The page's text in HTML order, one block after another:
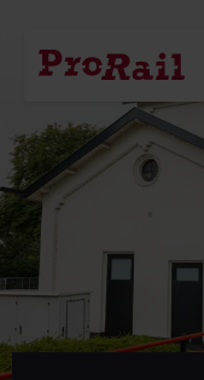
Navigatie
Homepage